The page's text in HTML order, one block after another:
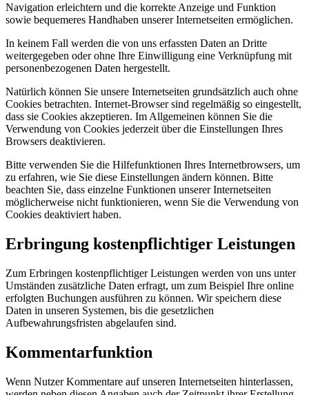
Navigation erleichtern und die korrekte Anzeige und Funktion
sowie bequemeres Handhaben unserer Internetseiten ermöglichen.
In keinem Fall werden die von uns erfassten Daten an Dritte
weitergegeben oder ohne Ihre Einwilligung eine Verknüpfung mit
personenbezogenen Daten hergestellt.
Natürlich können Sie unsere Internetseiten grundsätzlich auch ohne
Cookies betrachten. Internet-Browser sind regelmäßig so eingestellt,
dass sie Cookies akzeptieren. Im Allgemeinen können Sie die
Verwendung von Cookies jederzeit über die Einstellungen Ihres
Browsers deaktivieren.
Bitte verwenden Sie die Hilfefunktionen Ihres Internetbrowsers, um
zu erfahren, wie Sie diese Einstellungen ändern können. Bitte
beachten Sie, dass einzelne Funktionen unserer Internetseiten
möglicherweise nicht funktionieren, wenn Sie die Verwendung von
Cookies deaktiviert haben.
Erbringung kostenpflichtiger Leistungen
Zum Erbringen kostenpflichtiger Leistungen werden von uns unter
Umständen zusätzliche Daten erfragt, um zum Beispiel Ihre online
erfolgten Buchungen ausführen zu können. Wir speichern diese
Daten in unseren Systemen, bis die gesetzlichen
Aufbewahrungsfristen abgelaufen sind.
Kommentarfunktion
Wenn Nutzer Kommentare auf unseren Internetseiten hinterlassen,